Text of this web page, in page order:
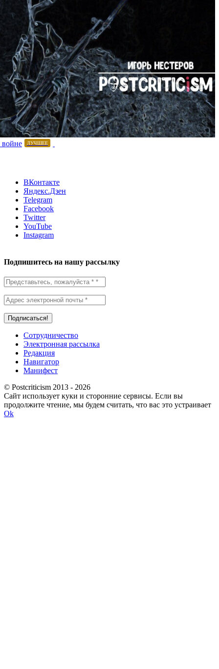
ЛУЧШЕЕ
ВКонтакте
Яндекс.Дзен
Telegram
Facebook
Twitter
YouTube
Instagram
Подпишитесь на нашу рассылку
Сотрудничество
Электронная рассылка
Редакция
Навигатор
Манифест
© Postcriticism 2013 - 2026
Сайт использует куки и сторонние сервисы. Если вы
продолжите чтение, мы будем считать, что вас это устраивает
Ok